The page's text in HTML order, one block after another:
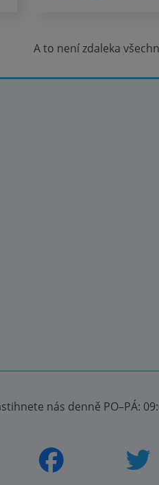
A to není zdaleka
nás denně PO–PÁ: